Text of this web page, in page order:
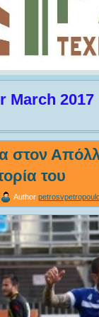
March 2017
στον
του
Author